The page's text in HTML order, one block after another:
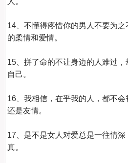
14、不懂得疼惜你的男人不要为
的柔情和爱情。
15、拼了命的不让身边的人难过
自己。
16、我相信，在乎我的人，都不会
还是友情。
17、是不是女人对爱总是一往情
真。